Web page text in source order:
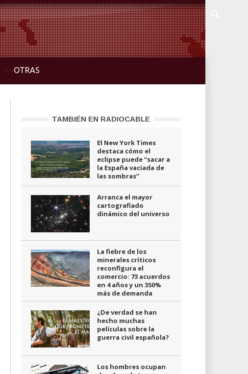
OTRAS
TAMBIÉN EN RADIOCABLE
El New York Times
destaca cómo el
eclipse puede “sacar a
la España vaciada de
las sombras”
Arranca el mayor
cartografiado
dinámico del universo
La fiebre de los
minerales críticos
reconfigura el
comercio: 73 acuerdos
en 4 años y un 350%
más de demanda
¿De verdad se han
hecho muchas
películas sobre la
guerra civil española?
Los hombres ocupan